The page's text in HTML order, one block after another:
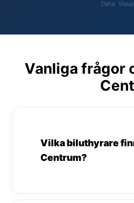
Data:
Vanliga frågor
Vilka biluthyrare
Centrum?